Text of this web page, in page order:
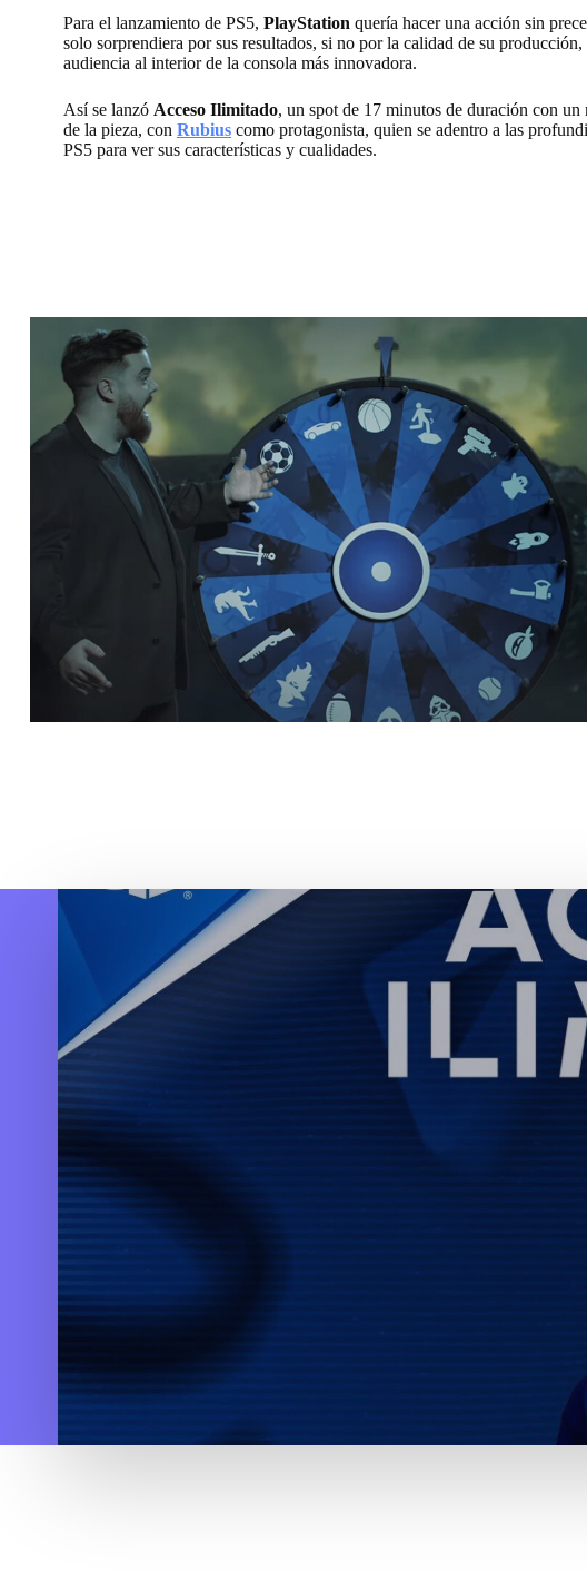
Para el lanzamiento de PS5, PlayStation quería hacer una acción sin
solo sorprendiera por sus resultados, si no por la calidad de su producción,
audiencia al interior de la consola más innovadora.
Así se lanzó Acceso Ilimitado, un spot de 17 minutos de duración con un
de la pieza, con Rubius como protagonista, quien se adentro a las
PS5 para ver sus características y cualidades.